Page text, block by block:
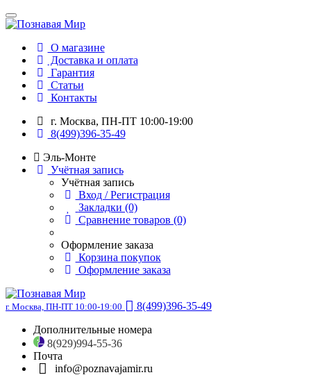
О магазине
Доставка и оплата
Гарантия
Статьи
Контакты
г. Москва, ПН-ПТ 10:00-19:00
8(499)396-35-49
Эль-Монте
Учётная запись
Учётная запись
Вход / Регистрация
Закладки (0)
Сравнение товаров (0)
Оформление заказа
Корзина покупок
Оформление заказа
г. Москва, ПН-ПТ 10:00-19:00
8(499)396-35-49
Дополнительные номера
8(929)994-55-36
Почта
info@poznavajamir.ru